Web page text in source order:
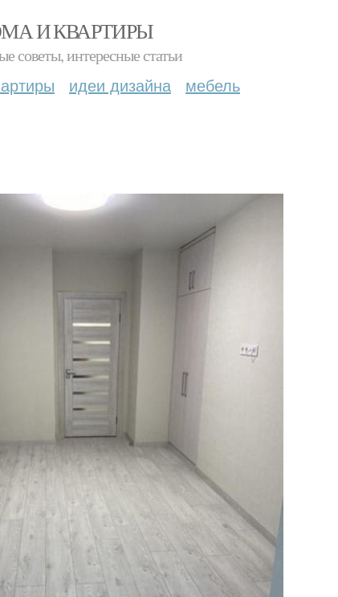
И КВАРТИРЫ
советы, интересные статьи
идеи дизайна мебель